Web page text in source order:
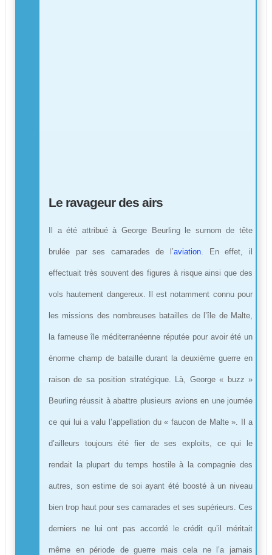
Le ravageur des airs
Il a été attribué à George Beurling le surnom de tête
brulée par ses camarades de l’aviation. En effet, il
effectuait très souvent des figures à risque ainsi que des
vols hautement dangereux. Il est notamment connu pour
les missions des nombreuses batailles de l’île de Malte,
la fameuse île méditerranéenne réputée pour avoir été un
énorme champ de bataille durant la deuxième guerre en
raison de sa position stratégique. Là, George « buzz »
Beurling réussit à abattre plusieurs avions en une journée
ce qui lui a valu l’appellation du « faucon de Malte ». Il a
d’ailleurs toujours été fier de ses exploits, ce qui le
rendait la plupart du temps hostile à la compagnie des
autres, son estime de soi ayant été boosté à un niveau
bien trop haut pour ses camarades et ses supérieurs. Ces
derniers ne lui ont pas accordé le crédit qu’il méritait
même en période de guerre mais cela ne l’a jamais